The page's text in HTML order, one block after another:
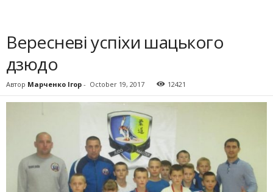
Вересневі успіхи шацького
дзюдо
Автор Марченко Ігор - October 19, 2017 12421